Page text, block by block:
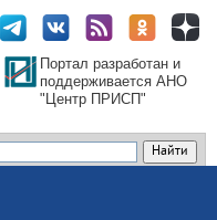
Портал разработан и
поддерживается АНО
"Центр ПРИСП"